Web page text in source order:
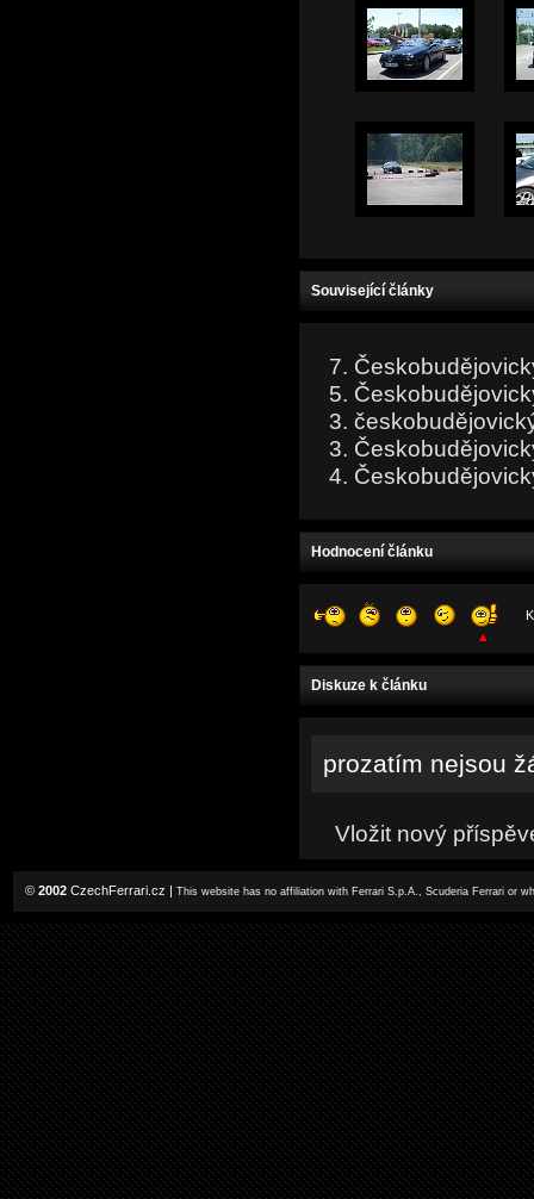
Související články
7.
5.
3.
3.
4.
Hodnocení článku
Diskuze k článku
prozatím nejsou
Vložit nový
© 2002 CzechFerrari.cz | This website has no affiliation with Ferrari S.p.A., Scuderia Ferrari or